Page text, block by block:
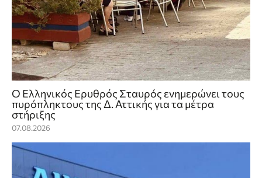
Ο Ελληνικός Ερυθρός Σταυρός ενημερώνει τους
πυρόπληκτους της Δ. Αττικής για τα μέτρα
στήριξης
07.08.2026